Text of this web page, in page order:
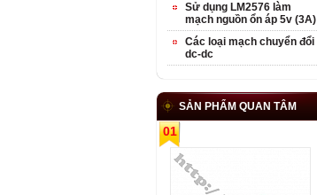
Sử dụng LM2576 làm
mạch nguồn ổn áp 5v (3A)
Các loại mạch chuyển đổi
dc-dc
SẢN PHẨM QUAN TÂM
01